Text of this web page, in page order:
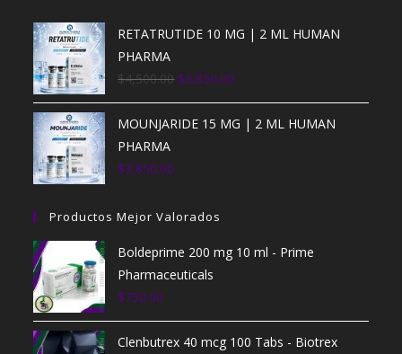
RETATRUTIDE 10 MG | 2 ML HUMAN
PHARMA
$4,500.00 $3,850.00
MOUNJARIDE 15 MG | 2 ML HUMAN
PHARMA
$3,850.00
Productos Mejor Valorados
Boldeprime 200 mg 10 ml - Prime
Pharmaceuticals
$750.00
Clenbutrex 40 mcg 100 Tabs - Biotrex